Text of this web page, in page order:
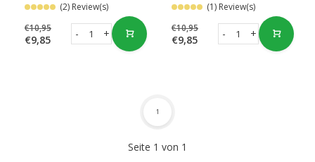
(2) Review(s)
€10,95
€9,85 +
-
(1) Review(s)
€10,95
€9,85 +
-
Seite 1 von 1
1